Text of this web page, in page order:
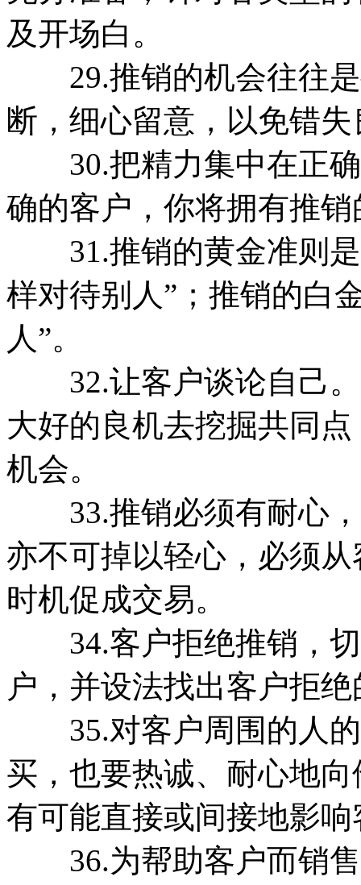
及开场白。
29.推销的机会往往是
断，细心留意，以免错
30.把精力集中在正确
确的客户，你将拥有推
31.推销的黄金准则是
样对待别人”；推销的白
人”。
32.让客户谈论自己。
大好的良机去挖掘共同
机会。
33.推销必须有耐心，
亦不可掉以轻心，必须
时机促成交易。
34.客户拒绝推销，切
户，并设法找出客户拒
35.对客户周围的人的
买，也要热诚、耐心地
有可能直接或间接地影
36.为帮助客户而销售